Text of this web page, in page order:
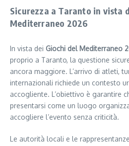
Sicurezza a Taranto in vista
Mediterraneo 2026
In vista dei Giochi del Mediterraneo
proprio a Taranto, la questione
ancora maggiore. L’arrivo di atleti,
internazionali richiede un contesto
accogliente. L’obiettivo è garantire
presentarsi come un luogo
accogliere l’evento senza criticità.
Le autorità locali e le